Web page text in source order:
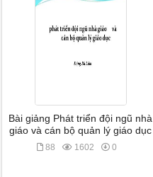
Bài giảng Phát triển đội ngũ nhà
giáo và cán bộ quản lý giáo dục
88 1602 0